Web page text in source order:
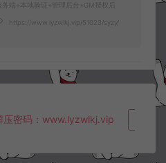
端+本地验证+管理后台+GM授权后
https://www.lyzwlkj.vip/51023/syzy/
压密码：www.lyzwlkj.vip